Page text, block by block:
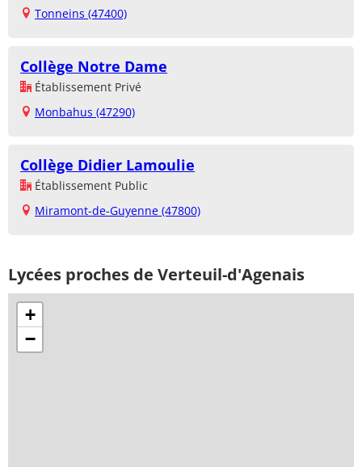
Tonneins (47400)
Collège Notre Dame
Établissement Privé
Monbahus (47290)
Collège Didier Lamoulie
Établissement Public
Miramont-de-Guyenne (47800)
Lycées proches de Verteuil-d'Agenais
+
−